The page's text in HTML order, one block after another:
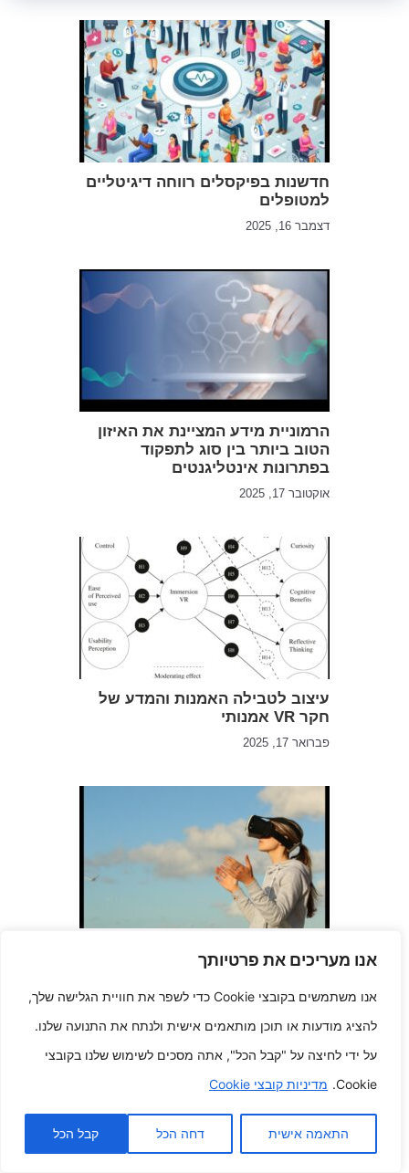
אנו מעריכים את פרטיותך
אנו משתמשים בקובצי Cookie כדי לשפר את חוויית הגלישה שלך,
להציג מודעות או תוכן מותאמים אישית ולנתח את התנועה שלנו.
על ידי לחיצה על "קבל הכל", אתה מסכים לשימוש שלנו בקובצי
Cookie. מדיניות קובצי Cookie
התאמה אישית דחה הכל קבל הכל
חדשנות בפיקסלים רווחה דיגיטליים
למטופלים
דצמבר 16, 2025
הרמוניית מידע המציינת את האיזון
הטוב ביותר בין סוג לתפקוד
בפתרונות אינטליגנטים
אוקטובר 17, 2025
עיצוב לטבילה האמנות והמדע של
חקר VR אמנותי
פברואר 17, 2025
גדול יותר
פברואר 26, 2025